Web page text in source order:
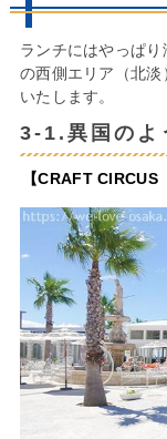
ランチにはやっぱ
の西側エリア（北
いたします。
3-1.異国のよ
【CRAFT CIRCUS